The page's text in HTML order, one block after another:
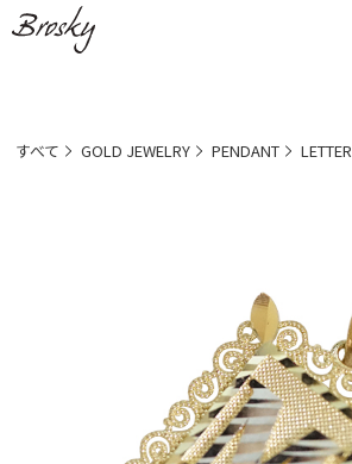
すべて GOLD JEWELRY PENDANT LETTER